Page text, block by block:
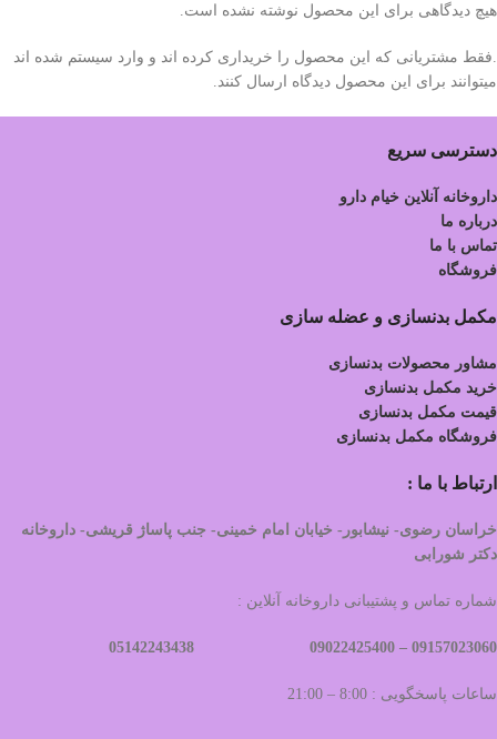
هیچ دیدگاهی برای این محصول نوشته نشده است.
.فقط مشتریانی که این محصول را خریداری کرده اند و وارد سیستم شده اند
میتوانند برای این محصول دیدگاه ارسال کنند.
دسترسی سریع
داروخانه آنلاین خیام دارو
درباره ما
تماس با ما
فروشگاه
مکمل بدنسازی و عضله سازی
مشاور محصولات بدنسازی
خرید مکمل بدنسازی
قیمت مکمل بدنسازی
فروشگاه مکمل بدنسازی
ارتباط با ما :
خراسان رضوی- نیشابور- خیابان امام خمینی- جنب پاساژ قریشی- داروخانه
دکتر شورابی
شماره تماس و پشتیبانی داروخانه آنلاین :
09157023060 –
ساعات پاسخگویی : 8:00 – 21:00